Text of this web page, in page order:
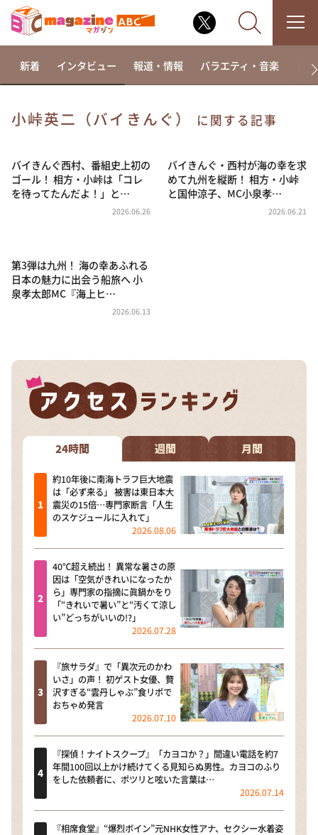
相席食堂
これ余談なんですけど・・・
～人生密着トークバラエティ！～ やすとものいたっ
news おかえり
河合＆A.B.C-Z塚田×福井アナ「なんでやねん！？」
（news おかえり）
教えて！ニュースライブ 正義のミカタ
ＬＩＦＥ～夢のカタチ～
新婚さんいらっしゃい！
ポツンと一軒家
ザキ山小屋本館
ぺこぱのまるスポ
新着 インタビュー 報道・情報 バラエティ・音楽 ド
小峠英二（バイきんぐ） に関する記事
バイきんぐ西村、番組史上初の
ゴール！ 相方・小峠は「コレ
を待ってたんだよ！」と…
2026.06.26
バイきんぐ・西村が海の幸を求
めて九州を縦断！ 相方・小峠
と国仲涼子、MC小泉孝…
2026.06.21
第3弾は九州！ 海の幸あふれる
日本の魅力に出会う船旅へ 小
泉孝太郎MC『海上ヒ…
2026.06.13
24時間 週間 月間
約10年後に南海トラフ巨大地震
は「必ず来る」 被害は東日本大
震災の15倍…専門家断言「人生
のスケジュールに入れて」
2026.08.06
40℃超え続出！ 異常な暑さの原
因は「空気がきれいになったか
ら」専門家の指摘に眞鍋かをり
「“きれいで暑い”と“汚くて涼し
い”どっちがいいの!?」
2026.07.28
『旅サラダ』で「異次元のかわ
いさ」の声！ 初ゲスト女優、贅
沢すぎる“雲丹しゃぶ”食リポで
おちゃめ発言
2026.07.10
『探偵！ナイトスクープ』「カヨコか？」間違い電話を約7
年間100回以上かけ続けてくる見知らぬ男性。カヨコのふり
をした依頼者に、ポツリと呟いた言葉は…
2026.07.14
『相席食堂』“爆烈ボイン”元NHK女性アナ、セクシー水着姿